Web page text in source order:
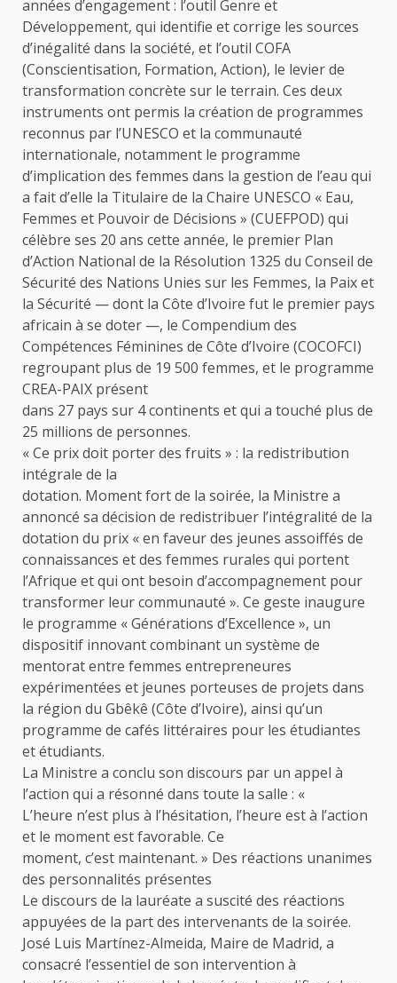
années d’engagement : l’outil Genre et
Développement, qui identifie et corrige les sources
d’inégalité dans la société, et l’outil COFA
(Conscientisation, Formation, Action), le levier de
transformation concrète sur le terrain. Ces deux
instruments ont permis la création de programmes
reconnus par l’UNESCO et la communauté
internationale, notamment le programme
d’implication des femmes dans la gestion de l’eau qui
a fait d’elle la Titulaire de la Chaire UNESCO « Eau,
Femmes et Pouvoir de Décisions » (CUEFPOD) qui
célèbre ses 20 ans cette année, le premier Plan
d’Action National de la Résolution 1325 du Conseil de
Sécurité des Nations Unies sur les Femmes, la Paix et
la Sécurité — dont la Côte d’Ivoire fut le premier pays
africain à se doter —, le Compendium des
Compétences Féminines de Côte d’Ivoire (COCOFCI)
regroupant plus de 19 500 femmes, et le programme
CREA-PAIX présent
dans 27 pays sur 4 continents et qui a touché plus de
25 millions de personnes.
« Ce prix doit porter des fruits » : la redistribution
intégrale de la
dotation. Moment fort de la soirée, la Ministre a
annoncé sa décision de redistribuer l’intégralité de la
dotation du prix « en faveur des jeunes assoiffés de
connaissances et des femmes rurales qui portent
l’Afrique et qui ont besoin d’accompagnement pour
transformer leur communauté ». Ce geste inaugure
le programme « Générations d’Excellence », un
dispositif innovant combinant un système de
mentorat entre femmes entrepreneures
expérimentées et jeunes porteuses de projets dans
la région du Gbêkê (Côte d’Ivoire), ainsi qu’un
programme de cafés littéraires pour les étudiantes
et étudiants.
La Ministre a conclu son discours par un appel à
l’action qui a résonné dans toute la salle : «
L’heure n’est plus à l’hésitation, l’heure est à l’action
et le moment est favorable. Ce
moment, c’est maintenant. » Des réactions unanimes
des personnalités présentes
Le discours de la lauréate a suscité des réactions
appuyées de la part des intervenants de la soirée.
José Luis Martínez-Almeida, Maire de Madrid, a
consacré l’essentiel de son intervention à